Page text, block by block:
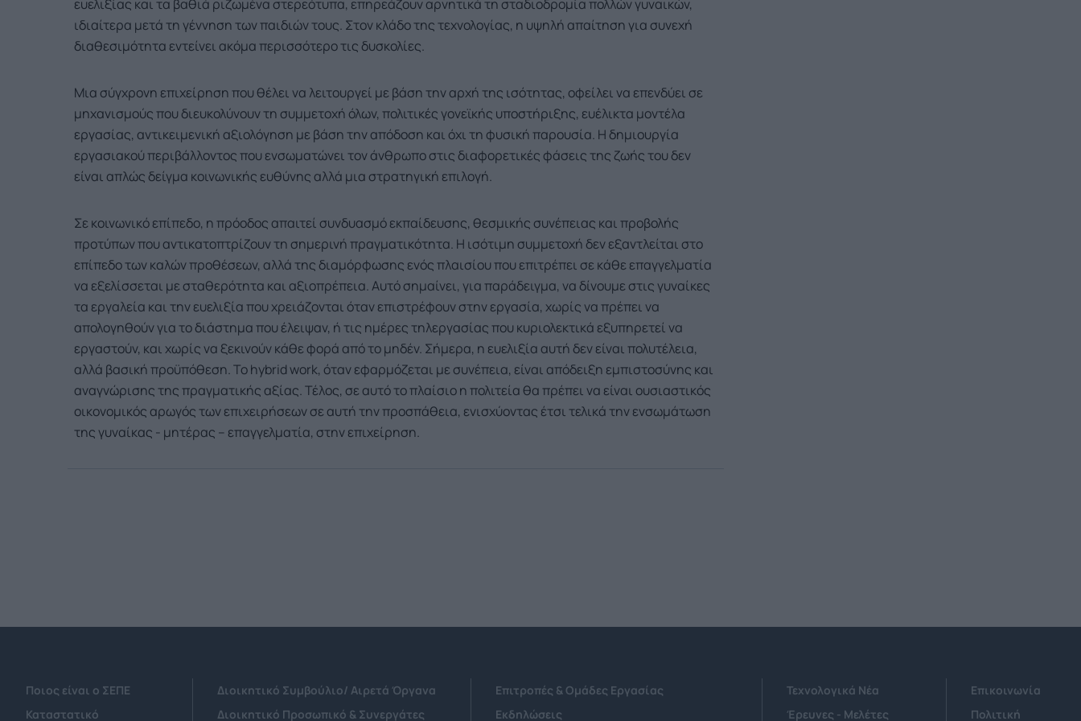
ευελιξίας και τα βαθιά ριζωμένα στερεότυπα, επηρεάζουν αρνητικά τη σταδιοδρομία πολλών γυναικών,
ιδιαίτερα μετά τη γέννηση των παιδιών τους. Στον κλάδο της τεχνολογίας, η υψηλή απαίτηση για συνεχή
διαθεσιμότητα εντείνει ακόμα περισσότερο τις δυσκολίες.
Μια σύγχρονη επιχείρηση που θέλει να λειτουργεί με βάση την αρχή της ισότητας, οφείλει να επενδύει σε
μηχανισμούς που διευκολύνουν τη συμμετοχή όλων, πολιτικές γονεϊκής υποστήριξης, ευέλικτα μοντέλα
εργασίας, αντικειμενική αξιολόγηση με βάση την απόδοση και όχι τη φυσική παρουσία. Η δημιουργία
εργασιακού περιβάλλοντος που ενσωματώνει τον άνθρωπο στις διαφορετικές φάσεις της ζωής του δεν
είναι απλώς δείγμα κοινωνικής ευθύνης αλλά μια στρατηγική επιλογή.
Σε κοινωνικό επίπεδο, η πρόοδος απαιτεί συνδυασμό εκπαίδευσης, θεσμικής συνέπειας και προβολής
προτύπων που αντικατοπτρίζουν τη σημερινή πραγματικότητα. Η ισότιμη συμμετοχή δεν εξαντλείται στο
επίπεδο των καλών προθέσεων, αλλά της διαμόρφωσης ενός πλαισίου που επιτρέπει σε κάθε επαγγελματία
να εξελίσσεται με σταθερότητα και αξιοπρέπεια. Αυτό σημαίνει, για παράδειγμα, να δίνουμε στις γυναίκες
τα εργαλεία και την ευελιξία που χρειάζονται όταν επιστρέφουν στην εργασία, χωρίς να πρέπει να
απολογηθούν για το διάστημα που έλειψαν, ή τις ημέρες τηλεργασίας που κυριολεκτικά εξυπηρετεί να
εργαστούν, και χωρίς να ξεκινούν κάθε φορά από το μηδέν. Σήμερα, η ευελιξία αυτή δεν είναι πολυτέλεια,
αλλά βασική προϋπόθεση. Το hybrid work, όταν εφαρμόζεται με συνέπεια, είναι απόδειξη εμπιστοσύνης και
αναγνώρισης της πραγματικής αξίας. Τέλος, σε αυτό το πλαίσιο η πολιτεία θα πρέπει να είναι ουσιαστικός
οικονομικός αρωγός των επιχειρήσεων σε αυτή την προσπάθεια, ενισχύοντας έτσι τελικά την ενσωμάτωση
της γυναίκας - μητέρας – επαγγελματία, στην επιχείρηση.
Ποιος είναι ο ΣΕΠΕ
Καταστατικό
Διοικητικό Συμβούλιο/ Αιρετά Όργανα
Διοικητικό Προσωπικό & Συνεργάτες
Επιτροπές & Ομάδες Εργασίας
Εκδηλώσεις
Τεχνολογικά Νέα
Έρευνες - Μελέτες
Επικοινωνία
Πολιτική